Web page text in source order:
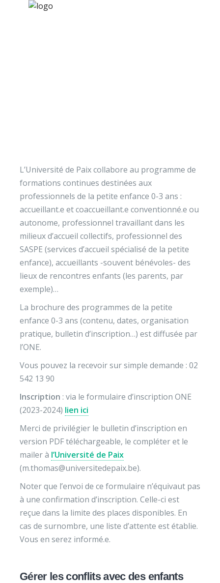
L’Université de Paix collabore au programme de
formations continues destinées aux
professionnels de la petite enfance 0-3 ans :
accueillant.e et coaccueillant.e conventionné.e ou
autonome, professionnel travaillant dans les
milieux d’accueil collectifs, professionnel des
SASPE (services d’accueil spécialisé de la petite
enfance), accueillants -souvent bénévoles- des
lieux de rencontres enfants (les parents, par
exemple)…
La brochure des programmes de la petite
enfance 0-3 ans (contenu, dates, organisation
pratique, bulletin d’inscription…) est diffusée par
l’ONE.
Vous pouvez la recevoir sur simple demande : 02
542 13 90
Inscription : via le formulaire d’inscription ONE
(2023-2024) lien ici
Merci de privilégier le bulletin d’inscription en
version PDF téléchargeable, le compléter et le
mailer à l’Université de Paix
(m.thomas@universitedepaix.be).
Noter que l’envoi de ce formulaire n’équivaut pas
à une confirmation d’inscription. Celle-ci est
reçue dans la limite des places disponibles. En
cas de surnombre, une liste d’attente est établie.
Vous en serez informé.e.
Gérer les conflits avec des enfants